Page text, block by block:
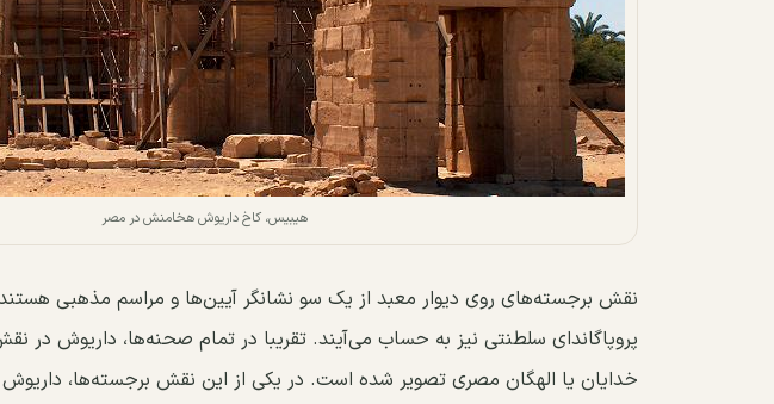
هیبیس، کاخ داریوش هخامنش در مصر
نقش برجسته‌های روی دیوار معبد از یک سو نشانگر آیین‌ها و مراسم مذهبی هستند
پروپاگاندای سلطنتی نیز به حساب می‌آیند. تقریبا در تمام صحنه‌ها، داریوش در
خدایان یا الهگان مصری تصویر شده است. در یکی از این نقش برجسته‌ها،